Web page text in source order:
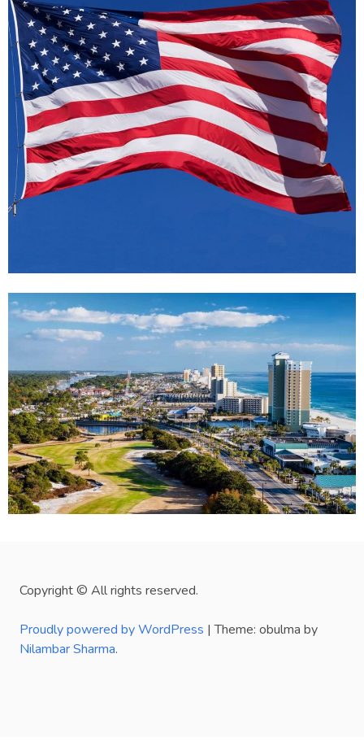
Copyright © All rights reserved.
Proudly powered by WordPress |Theme: obulma by
Nilambar Sharma.